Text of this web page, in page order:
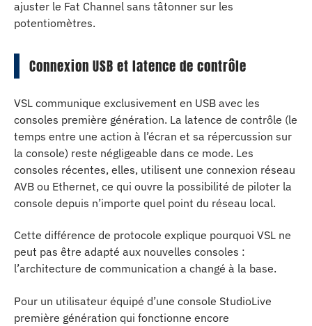
ajuster le Fat Channel sans tâtonner sur les
potentiomètres.
Connexion USB et latence de contrôle
VSL communique exclusivement en USB avec les
consoles première génération. La latence de contrôle (le
temps entre une action à l’écran et sa répercussion sur
la console) reste négligeable dans ce mode. Les
consoles récentes, elles, utilisent une connexion réseau
AVB ou Ethernet, ce qui ouvre la possibilité de piloter la
console depuis n’importe quel point du réseau local.
Cette différence de protocole explique pourquoi VSL ne
peut pas être adapté aux nouvelles consoles :
l’architecture de communication a changé à la base.
Pour un utilisateur équipé d’une console StudioLive
première génération qui fonctionne encore